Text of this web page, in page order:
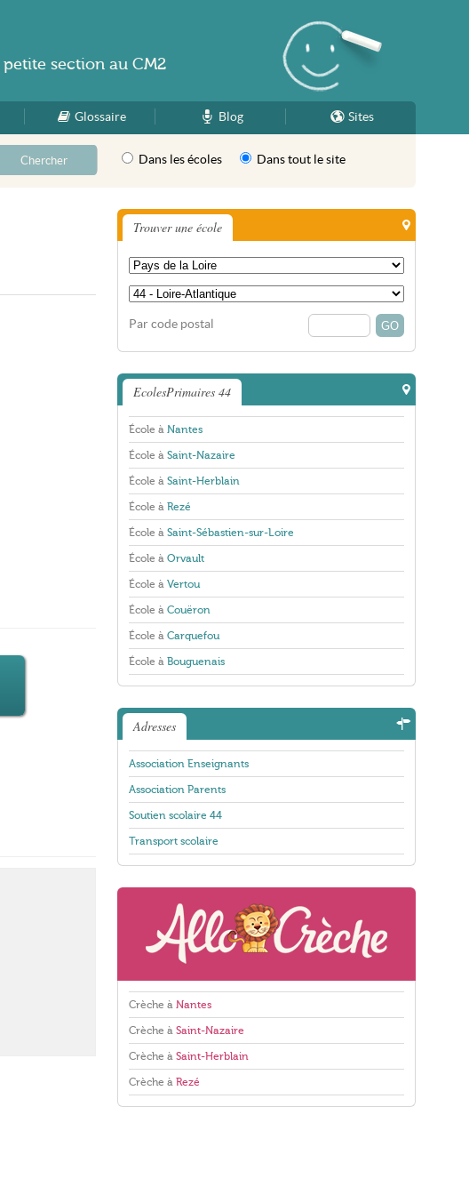
Glossaire Blog Sites
Dans les écoles Dans tout le site
Trouver une école
Par code postal
EcolesPrimaires 44
École à Nantes
École à Saint-Nazaire
École à Saint-Herblain
École à Rezé
École à Saint-Sébastien-sur-Loire
École à Orvault
École à Vertou
École à Couëron
École à Carquefou
École à Bouguenais
Adresses
Association Enseignants
Association Parents
Soutien scolaire 44
Transport scolaire
Crèche à Nantes
Crèche à Saint-Nazaire
Crèche à Saint-Herblain
Crèche à Rezé
petite section au CM2